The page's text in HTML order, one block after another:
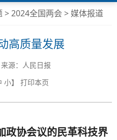
>2024全国两会 >媒体报道
高质量发展
源：人民日报
小】 打印本页
政协会议的民革科技界